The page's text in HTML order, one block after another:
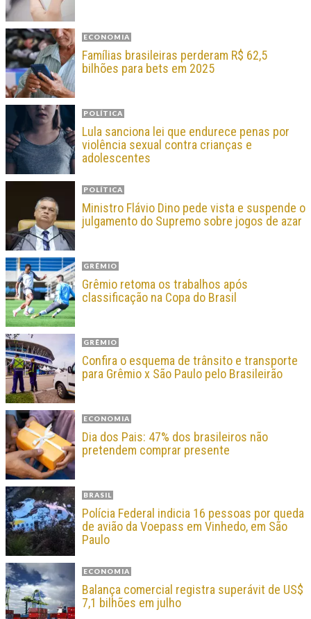
ECONOMIA
Famílias brasileiras perderam R$ 62,5
bilhões para bets em 2025
POLÍTICA
Lula sanciona lei que endurece penas por
violência sexual contra crianças e
adolescentes
POLÍTICA
Ministro Flávio Dino pede vista e suspende o
julgamento do Supremo sobre jogos de azar
GRÊMIO
Grêmio retoma os trabalhos após
classificação na Copa do Brasil
GRÊMIO
Confira o esquema de trânsito e transporte
para Grêmio x São Paulo pelo Brasileirão
ECONOMIA
Dia dos Pais: 47% dos brasileiros não
pretendem comprar presente
BRASIL
Polícia Federal indicia 16 pessoas por queda
de avião da Voepass em Vinhedo, em São
Paulo
ECONOMIA
Balança comercial registra superávit de US$
7,1 bilhões em julho